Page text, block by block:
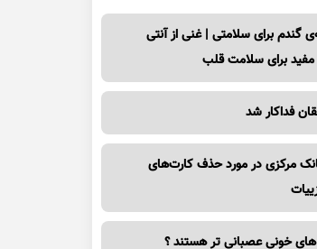
گندم برای سلامتی | غنی از آنتی
مفید برای سلامت قلب
فداکار شد
مرکزی در مورد حذف کارت‌های
های خونی عصبانی تر هستند ؟